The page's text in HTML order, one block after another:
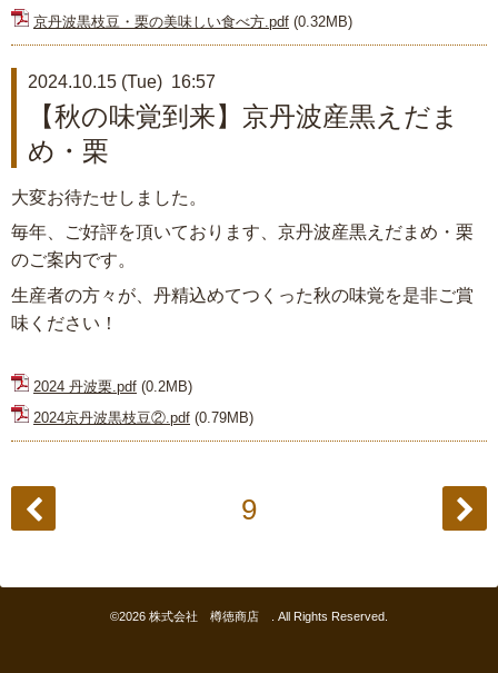
京丹波黒枝豆・栗の美味しい食べ方.pdf (0.32MB)
2024.10.15 (Tue) 16:57
【秋の味覚到来】京丹波産黒えだま
め・栗
大変お待たせしました。
毎年、ご好評を頂いております、京丹波産黒えだまめ・栗
のご案内です。
生産者の方々が、丹精込めてつくった秋の味覚を是非ご賞
味ください！
2024 丹波栗.pdf (0.2MB)
2024京丹波黒枝豆②.pdf (0.79MB)
9
©2026 株式会社 樽徳商店 . All Rights Reserved.